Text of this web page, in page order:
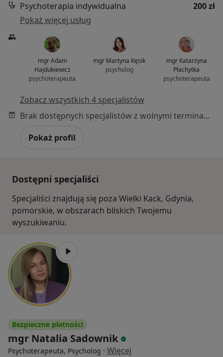
Psychoterapia indywidualna
200 zł
Pokaż więcej usług
mgr Adam
Hajdukiewicz
psychoterapeuta
mgr Martyna Kęsik
psycholog
mgr Katarzyna
Płachytka
psychoterapeuta
Zobacz wszystkich 4 specjalistów
Brak dostępnych specjalistów z wolnymi terminami w tym centrum medycznym.
Pokaż profil
Dostępni specjaliści
Specjaliści znajdują się poza Wielki Kack, Gdynia,
pomorskie, w obszarach bliskich Twojemu
wyszukiwaniu.
Bezpieczne płatności
mgr Natalia Sadownik
Psychoterapeuta, Psycholog · Więcej